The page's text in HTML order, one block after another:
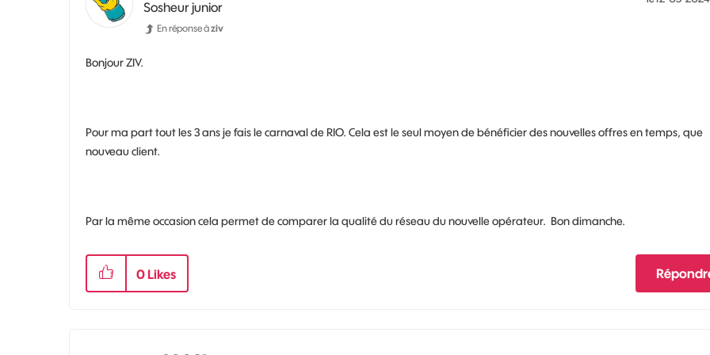
Sosheur junior
En réponse àziv
Bonjour ZIV.
Pour ma part tout les 3 ans je fais le carnaval de RIO. Cela est le seul moyen de bénéficier des nouvelles offres en temps, que
nouveau client.
Par la même occasion cela permet de comparer la qualité du réseau du nouvelle opérateur. Bon dimanche.
0 Likes